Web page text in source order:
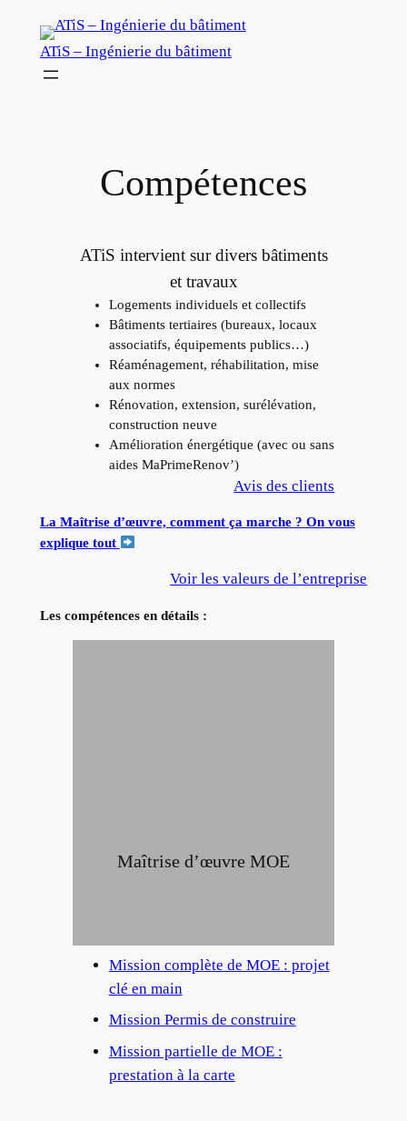
ATiS – Ingénierie du bâtiment
Compétences
ATiS intervient sur divers bâtiments
et travaux
Logements individuels et collectifs
Bâtiments tertiaires (bureaux, locaux
associatifs, équipements publics…)
Réaménagement, réhabilitation, mise
aux normes
Rénovation, extension, surélévation,
construction neuve
Amélioration énergétique (avec ou sans
aides MaPrimeRenov’)
Avis des clients
La Maîtrise d’œuvre, comment ça marche ? On vous
explique tout
Voir les valeurs de l’entreprise
Les compétences en détails :
Maîtrise d’œuvre MOE
Mission complète de MOE : projet
clé en main
Mission Permis de construire
Mission partielle de MOE :
prestation à la carte